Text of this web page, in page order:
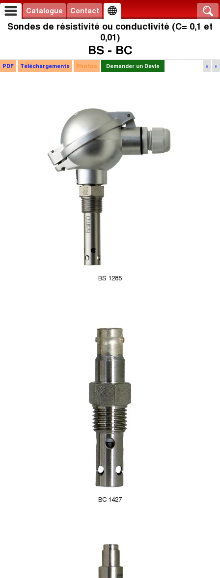
Catalogue Contact
Sondes de résistivité ou conductivité (C= 0,1 et
0,01)
BS - BC
« »
PDF Téléchargements Photos Demander un Devis
BS 1285
BC 1427